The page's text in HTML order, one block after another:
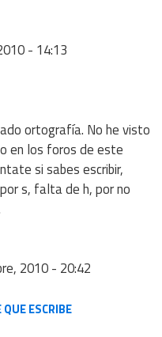
- 14:13
ortografía. No he visto
en los foros de este
si sabes escribir,
s, falta de h, por no
2010 - 20:42
ESCRIBE